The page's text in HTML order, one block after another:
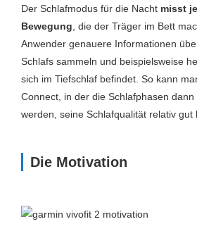
Der Schlafmodus für die Nacht misst
Bewegung, die der Träger im Bett
Anwender genauere Informationen
Schlafs sammeln und beispielsweise
sich im Tiefschlaf befindet. So kann
Connect, in der die Schlafphasen
werden, seine Schlafqualität relativ gut
Die Motivation